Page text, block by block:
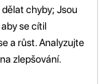
chyby; Jsou
se cítil
a růst. Analyzujte
zlepšování.